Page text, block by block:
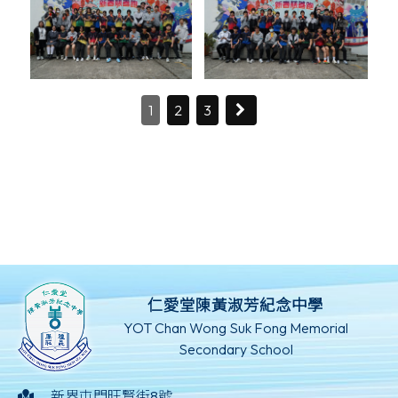
1 2 3
仁愛堂陳黃淑芳紀念中學
YOT Chan Wong Suk Fong Memorial
Secondary School